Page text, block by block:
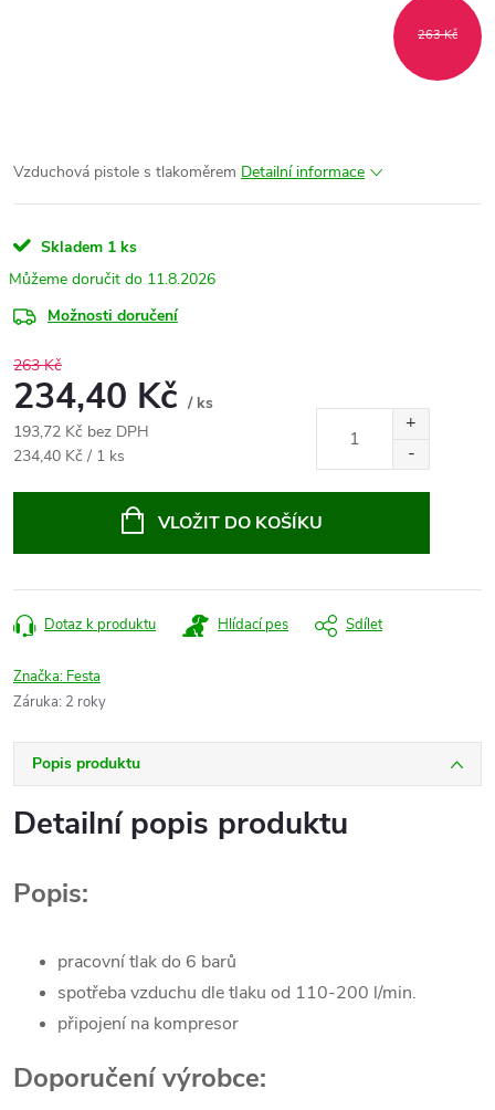
263 Kč
Vzduchová pistole s tlakoměrem Detailní informace
Skladem 1 ks
11.8.2026
Možnosti doručení
263 Kč
234,40 Kč / ks
193,72 Kč bez DPH
Měrná
234,40 Kč / 1 ks
VLOŽIT DO KOŠÍKU
Dotaz k produktu Hlídací pes Sdílet
Značka: Festa
Záruka: 2 roky
Popis produktu
Detailní popis produktu
Popis:
pracovní tlak do 6 barů
spotřeba vzduchu dle tlaku od 110-200 l/min.
připojení na kompresor
Doporučení výrobce: